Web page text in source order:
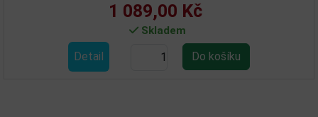
1 089,00 Kč
Skladem
Detail